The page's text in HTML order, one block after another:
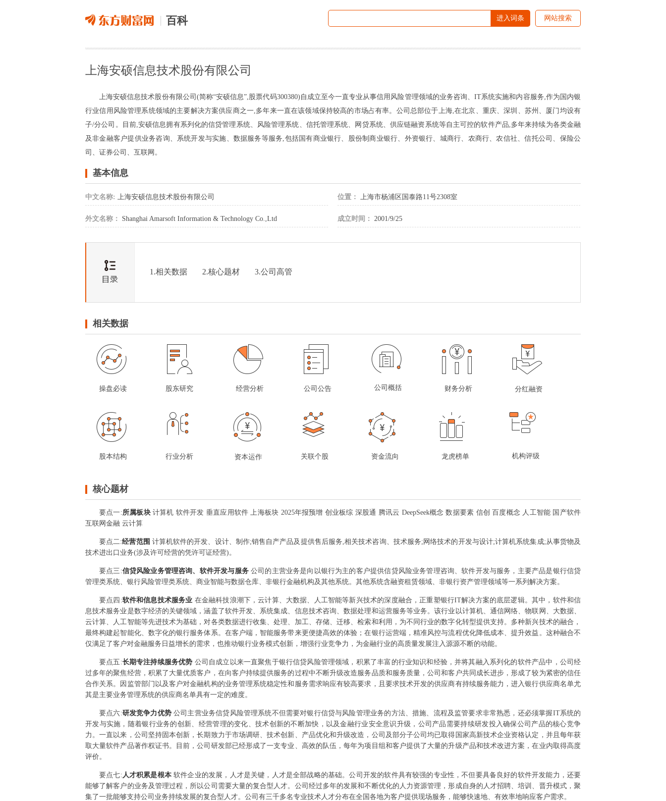
百科 进入词条 网站搜索
上海安硕信息技术股份有限公司
上海安硕信息技术股份有限公司(简称“安硕信息”,股票代码300380)自成立至今一直专业从事信用风险管理领域的业务咨询、IT系统实施和内容服务,作为国内银
行业信用风险管理系统领域的主要解决方案供应商之一,多年来一直在该领域保持较高的市场占有率。公司总部位于上海,在北京、重庆、深圳、苏州、厦门均设有
子/分公司。目前,安硕信息拥有系列化的信贷管理系统、风险管理系统、信托管理系统、网贷系统、供应链融资系统等自主可控的软件产品,多年来持续为各类金融
及非金融客户提供业务咨询、系统开发与实施、数据服务等服务,包括国有商业银行、股份制商业银行、外资银行、城商行、农商行、农信社、信托公司、保险公
司、证券公司、互联网。
基本信息
中文名称: 上海安硕信息技术股份有限公司 位置： 上海市杨浦区国泰路11号2308室
外文名称： Shanghai Amarsoft Information & Technology Co.,Ltd 成立时间： 2001/9/25
1.相关数据 2.核心题材 3.公司高管
相关数据
操盘必读 股东研究 经营分析 公司公告 公司概括 财务分析 分红融资
股本结构 行业分析 资本运作 关联个股 资金流向 龙虎榜单 机构评级
核心题材
要点一:所属板块 计算机 软件开发 垂直应用软件 上海板块 2025年报预增 创业板综 深股通 腾讯云 DeepSeek概念 数据要素 信创 百度概念 人工智能 国产软件
互联网金融 云计算
要点二:经营范围 计算机软件的开发、设计、制作;销售自产产品及提供售后服务,相关技术咨询、技术服务;网络技术的开发与设计;计算机系统集成;从事货物及
技术进出口业务(涉及许可经营的凭许可证经营)。
要点三 :信贷风险业务管理咨询、软件开发与服务公司的主营业务是向以银行为主的客户提供信贷风险业务管理咨询、软件开发与服务，主要产品是银行信贷
管理类系统、银行风险管理类系统、商业智能与数据仓库、非银行金融机构及其他系统。其他系统含融资租赁领域、非银行资产管理领域等一系列解决方案。
要点 四 :软件和信息技术服务业 在金融科技浪潮下，云计算、大数据、人工智能等新兴技术的深度融合，正重塑银行IT解决方案的底层逻辑。其中，软件和信
息技术服务业是数字经济的关键领域，涵盖了软件开发、系统集成、信息技术咨询、数据处理和运营服务等业务。该行业以计算机、通信网络、物联网、大数据、
云计算、人工智能等先进技术为基础，对各类数据进行收集、处理、加工、存储、迁移、检索和利用，为不同行业的数字化转型提供支持。多种新兴技术的融合，
最终构建起智能化、数字化的银行服务体系。在客户端，智能服务带来更便捷高效的体验；在银行运营端，精准风控与流程优化降低成本、提升效益。这种融合不
仅满足了客户对金融服务日益增长的需求，也推动银行业务模式创新，增强行业竞争力，为金融行业的高质量发展注入源源不断的动能。
要点五 :长期专注持续服务优势 公司自成立以来一直聚焦于银行信贷风险管理领域，积累了丰富的行业知识和经验，并将其融入系列化的软件产品中，公司经
过多年的聚焦经营，积累了大量优质客户，在向客户持续提供服务的过程中不断升级改造服务品质和服务质量，公司和客户共同成长进步，形成了较为紧密的信任
合作关系。因监管部门以及客户对金融机构的业务管理系统稳定性和服务需求响应有较高要求，且要求技术开发的供应商有持续服务能力，进入银行供应商名单尤
其是主要业务管理系统的供应商名单具有一定的难度。
要点六:研发竞争力优势公司主营业务信贷风险管理系统不但需要对银行信贷与风险管理业务的方法、措施、流程及监管要求非常熟悉，还必须掌握IT系统的
开发与实施，随着银行业务的创新、经营管理的变化、技术创新的不断加快，以及金融行业安全意识升级，公司产品需要持续研发投入确保公司产品的核心竞争
力。一直以来，公司坚持固本创新，长期致力于市场调研、技术创新、产品优化和升级改造，公司及部分子公司均已取得国家高新技术企业资格认定，并且每年获
取大量软件产品著作权证书。目前，公司研发部已经形成了一支专业、高效的队伍，每年为项目组和客户提供了大量的升级产品和技术改进方案，在业内取得高度
评价。
要点七: 人才积累是根本软件企业的发展，人才是关键，人才是全部战略的基础。公司开发的软件具有较强的专业性，不但要具备良好的软件开发能力，还要
能够了解客户的业务及管理过程，所以公司需要大量的复合型人才。公司经过多年的发展和不断优化的人力资源管理，形成自身的人才招聘、培训、晋升模式，聚
集了一批能够支持公司业务持续发展的复合型人才。公司有三千多名专业技术人才分布在全国各地为客户提供现场服务，能够快速地、有效率地响应客户需求。